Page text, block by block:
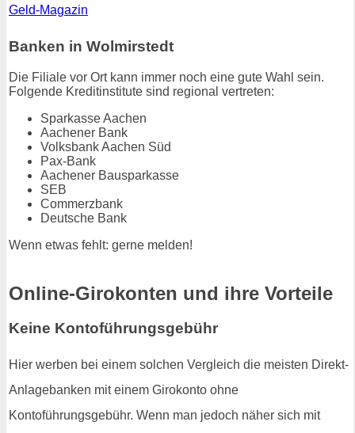
Geld-Magazin
Banken in Wolmirstedt
Die Filiale vor Ort kann immer noch eine gute Wahl sein.
Folgende Kreditinstitute sind regional vertreten:
Sparkasse Aachen
Aachener Bank
Volksbank Aachen Süd
Pax-Bank
Aachener Bausparkasse
SEB
Commerzbank
Deutsche Bank
Wenn etwas fehlt: gerne melden!
Online-Girokonten und ihre Vorteile
Keine Kontoführungsgebühr
Hier werben bei einem solchen Vergleich die meisten Direkt-
Anlagebanken mit einem Girokonto ohne
Kontoführungsgebühr. Wenn man jedoch näher sich mit